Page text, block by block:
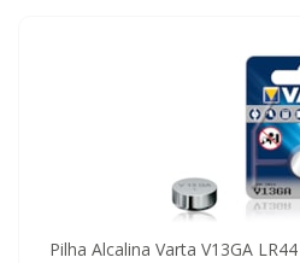
Pilha Alcalina Varta V13GA